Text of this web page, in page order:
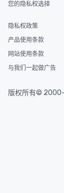
您的隐私权选择
隐私权政策
产品使用条款
网站使用条款
与我们一起做广告
版权所有©